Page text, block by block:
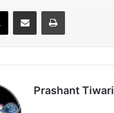
X Share via Email Print
Prashant Tiwari